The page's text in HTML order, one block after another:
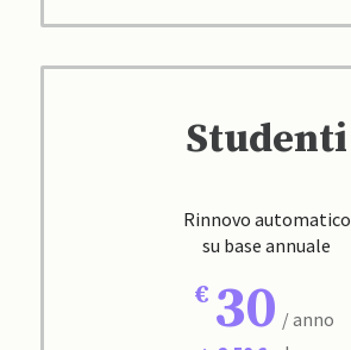
Studenti
Rinnovo automatico
su base annuale
30 / anno